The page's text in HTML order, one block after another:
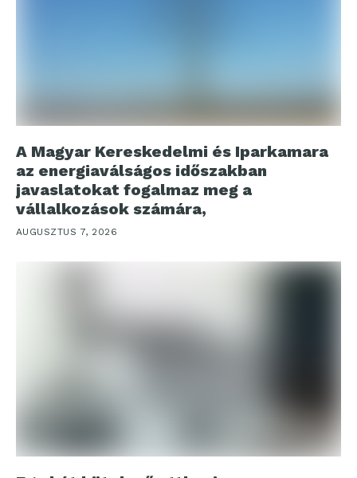
A Magyar Kereskedelmi és Iparkamara
az energiaválságos időszakban
javaslatokat fogalmaz meg a
vállalkozások számára,
AUGUSZTUS 7, 2026